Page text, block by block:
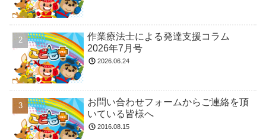
作業療法士による発達支援コラム
2026年7月号
2026.06.24
お問い合わせフォームからご連絡を頂
いている皆様へ
2016.08.15